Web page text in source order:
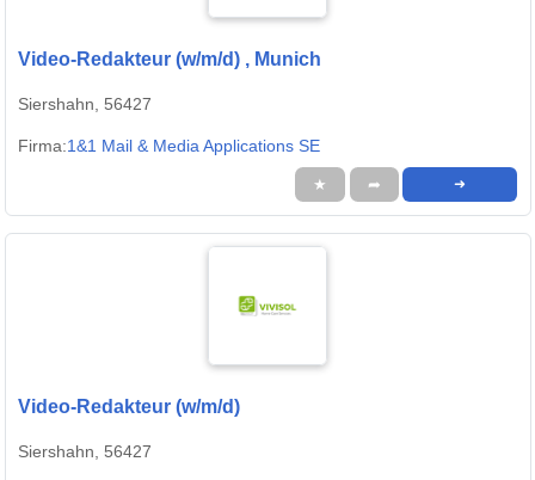
Video-Redakteur (w/m/d) , Munich
Siershahn, 56427
Firma:1&1 Mail & Media Applications SE
★ ➦ ➜
Video-Redakteur (w/m/d)
Siershahn, 56427